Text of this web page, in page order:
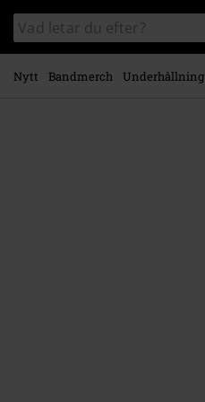
Gå till
huvudinnehåll
Sök
i
katalogen
Nytt Bandmerch Underhållning